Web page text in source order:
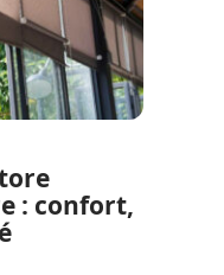
: confort,